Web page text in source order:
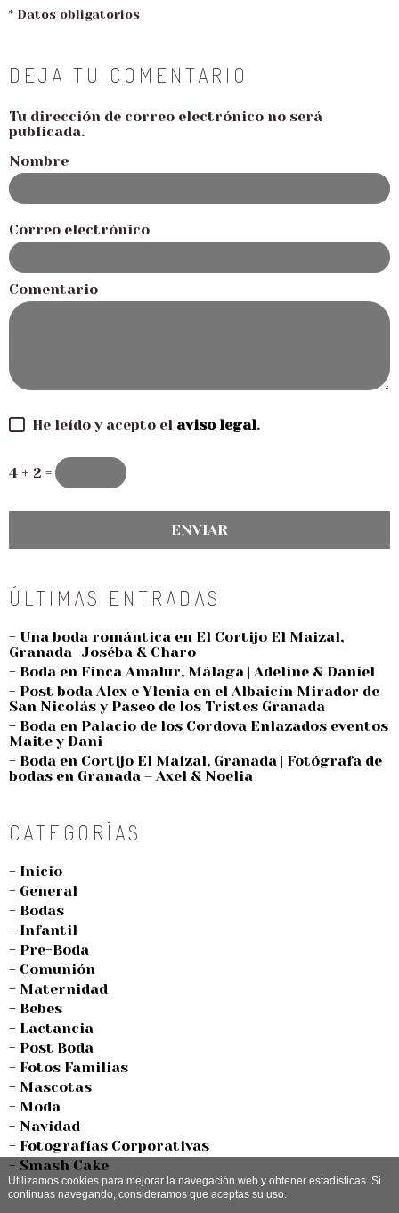
* Datos obligatorios
DEJA TU COMENTARIO
Tu dirección de correo electrónico no será
publicada.
Nombre
Correo electrónico
Comentario
He leído y acepto el aviso legal.
4 + 2 =
ÚLTIMAS ENTRADAS
- Una boda romántica en El Cortijo El Maizal,
Granada | Joséba & Charo
- Boda en Finca Amalur, Málaga | Adeline & Daniel
- Post boda Alex e Ylenia en el Albaicín Mirador de
San Nicolás y Paseo de los Tristes Granada
- Boda en Palacio de los Cordova Enlazados eventos
Maite y Dani
- Boda en Cortijo El Maizal, Granada | Fotógrafa de
bodas en Granada – Axel & Noelia
CATEGORÍAS
- Inicio
- General
- Bodas
- Infantil
- Pre-Boda
- Comunión
- Maternidad
- Bebes
- Lactancia
- Post Boda
- Fotos Familias
- Mascotas
- Moda
- Navidad
- Fotografías Corporativas
- Smash Cake
Utilizamos cookies para mejorar la navegación web y obtener estadísticas. Si
continuas navegando, consideramos que aceptas su uso.